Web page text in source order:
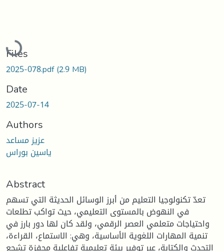
Loading...
Files
2025-078.pdf(2.9 MB)
Date
2025-07-14
Authors
عزيز مساعد
ياسين بوراس
Abstract
تعدّ تكنولوجيا التعليم من أبرز الوسائل الحديثة التي تسهم
في النهوض بالمستوى التعليمي، حيث تواكب تطلعات
واحتياجات متعلمي العصر الرقمي، ولقد كان لها دور بارز في
تنمية المهارات اللغوية الأساسية، وهي: الاستماع، القراءة،
التحدث والكتابة، عبر توفير بيئة تعليمية تفاعلية محفزة تشجع